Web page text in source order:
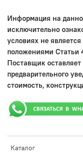
Каталог
Информация на
исключительно
условиях не
положениями Статьи
Поставщик оставляет
предварительного
стоимость,